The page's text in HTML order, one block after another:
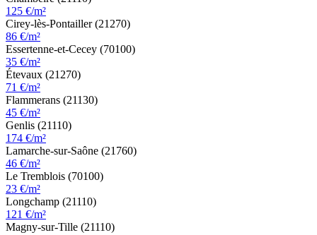
125 €/m²
Cirey-lès-Pontailler (21270)
86 €/m²
Essertenne-et-Cecey (70100)
35 €/m²
Étevaux (21270)
71 €/m²
Flammerans (21130)
45 €/m²
Genlis (21110)
174 €/m²
Lamarche-sur-Saône (21760)
46 €/m²
Le Tremblois (70100)
23 €/m²
Longchamp (21110)
121 €/m²
Magny-sur-Tille (21110)